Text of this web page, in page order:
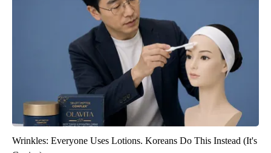
Wrinkles: Everyone Uses Lotions. Koreans Do This Instead (It's